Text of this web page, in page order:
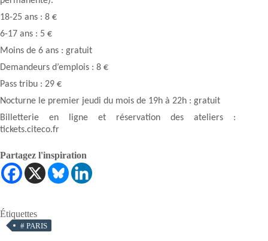
18-25 ans : 8 €
6-17 ans : 5 €
Moins de 6 ans : gratuit
Demandeurs d’emplois : 8 €
Pass tribu : 29 €
Nocturne le premier jeudi du mois de 19h à 22h : gratuit
Billetterie en ligne et réservation des ateliers :
tickets.citeco.fr
Partagez l'inspiration
Étiquettes
# PARIS